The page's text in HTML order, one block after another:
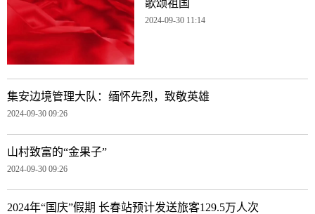
歌颂祖国
2024-09-30 11:14
集安边境管理大队：缅怀先烈，致敬英雄
2024-09-30 09:26
山村致富的“金果子”
2024-09-30 09:26
2024年“国庆”假期 长春站预计发送旅客129.5万人次